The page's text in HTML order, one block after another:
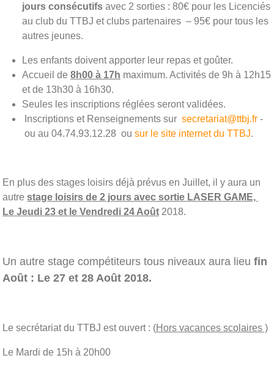
jours consécutifs avec 2 sorties : 80€ pour les Licenciés
au club du TTBJ et clubs partenaires – 95€ pour tous les
autres jeunes.
Les enfants doivent apporter leur repas et goûter.
Accueil de 8h00 à 17h maximum. Activités de 9h à 12h15
et de 13h30 à 16h30.
Seules les inscriptions réglées seront validées.
Inscriptions et Renseignements sur secretariat@ttbj.fr -
ou au 04.74.93.12.28 ou sur le site internet du TTBJ.
En plus des stages loisirs déjà prévus en Juillet, il y aura un
autre stage loisirs de 2 jours avec sortie LASER GAME,
Le Jeudi 23 et le Vendredi 24 Août 2018.
Un autre stage compétiteurs tous niveaux aura lieu fin
Août : Le 27 et 28 Août 2018.
Le secrétariat du TTBJ est ouvert : (Hors vacances scolaires )
Le Mardi de 15h à 20h00